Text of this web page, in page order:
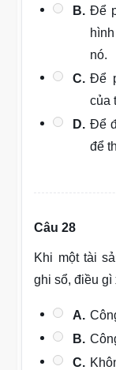
B. Để
nó.
C. Để
của
D. Để
để
Câu 28
Khi một tài
ghi sổ, điều gì
A.
B.
C.